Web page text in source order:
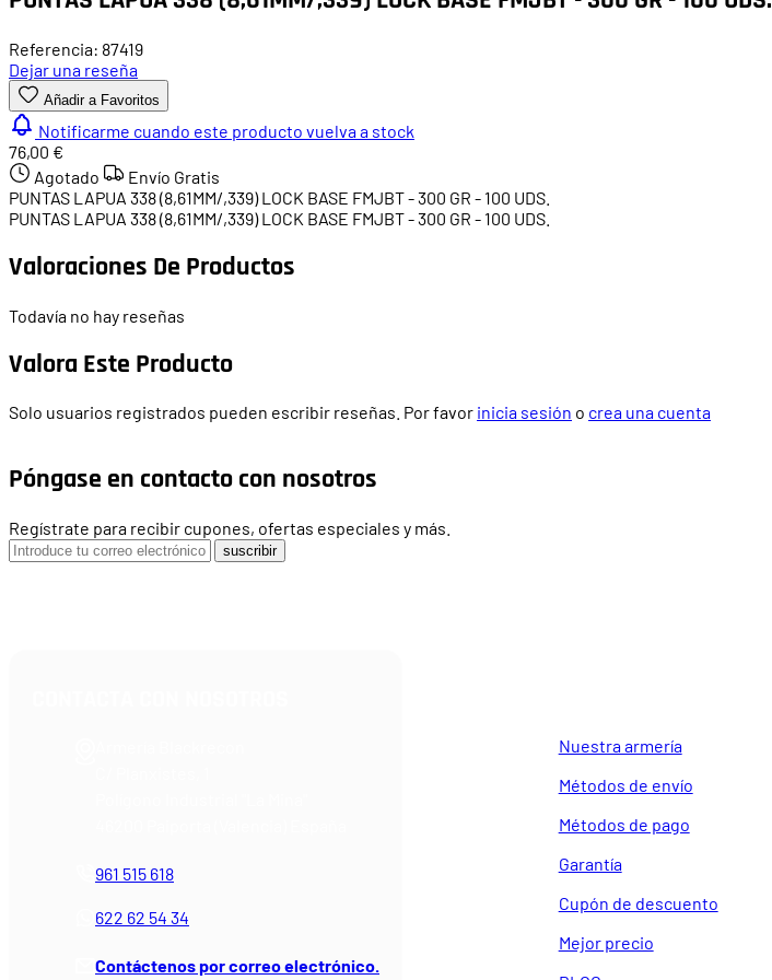
Referencia: 87419
Dejar una reseña
Añadir a Favoritos
Notificarme cuando este producto vuelva a stock
76,00 €
Agotado
Envío Gratis
PUNTAS LAPUA 338 (8,61MM/,339) LOCK BASE FMJBT - 300 GR - 100 UDS.
PUNTAS LAPUA 338 (8,61MM/,339) LOCK BASE FMJBT - 300 GR - 100 UDS.
Valoraciones De Productos
Todavía no hay reseñas
Valora Este Producto
Solo usuarios registrados pueden escribir reseñas. Por favor inicia sesión o crea una cuenta
Póngase en contacto con nosotros
Regístrate para recibir cupones, ofertas especiales y más.
suscribir
961 515 618
622 62 54 34
Contáctenos por correo electrónico.
Nuestra armería
Métodos de envío
Métodos de pago
Garantía
Cupón de descuento
Mejor precio